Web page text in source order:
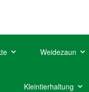
Weidezaun
Kleintierhaltung